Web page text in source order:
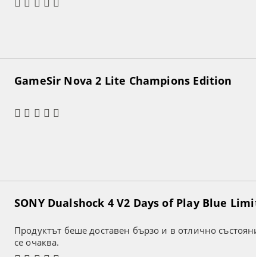
GameSir Nova 2 Lite Champions Edition
SONY Dualshock 4 V2 Days of Play Blue
Продуктът беше доставен бързо и в отлично
се очаква.